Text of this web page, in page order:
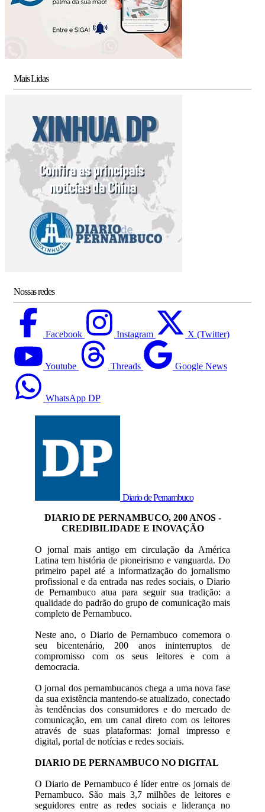
Mais Lidas
Nossas redes
Facebook Instagram X (Twitter)
Youtube Threads Google News
WhatsApp DP
Diario de Pernambuco
DIARIO DE PERNAMBUCO, 200 ANOS -
CREDIBILIDADE E INOVAÇÃO
O jornal mais antigo em circulação da América
Latina tem história de pioneirismo e vanguarda. Do
primeiro papel até a informatização do jornalismo
profissional e da entrada nas redes sociais, o Diario
de Pernambuco atua para seguir sua tradição: a
qualidade do padrão do grupo de comunicação mais
completo de Pernambuco.
Neste ano, o Diario de Pernambuco comemora o
seu bicentenário, 200 anos ininterruptos de
compromisso com os seus leitores e com a
democracia.
O jornal dos pernambucanos chega a uma nova fase
da sua existência mantendo-se atualizado, conectado
às tendências dos consumidores e do mercado de
comunicação, em um canal direto com os leitores
através de suas plataformas: jornal impresso e
digital, portal de notícias e redes sociais.
DIARIO DE PERNAMBUCO NO DIGITAL
O Diario de Pernambuco é líder entre os jornais de
Pernambuco. São mais 3,7 milhões de leitores e
seguidores entre as redes sociais e liderança no